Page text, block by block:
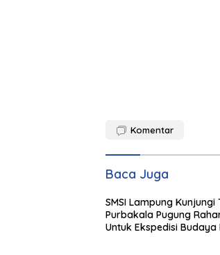
Komentar
Baca Juga
SMSI Lampung Kunjungi
Purbakala Pugung
Untuk Ekspedisi Budaya